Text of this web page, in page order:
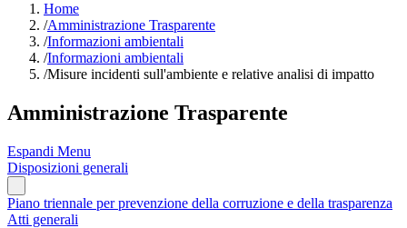
Home
/Amministrazione Trasparente
/Informazioni ambientali
/Informazioni ambientali
/Misure incidenti sull'ambiente e relative analisi di impatto
Amministrazione Trasparente
Espandi Menu
Disposizioni generali
Piano triennale per prevenzione della corruzione e della trasparenza
Atti generali